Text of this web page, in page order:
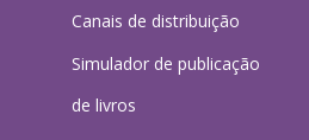
Canais de distribuição
Simulador de publicação
de livros